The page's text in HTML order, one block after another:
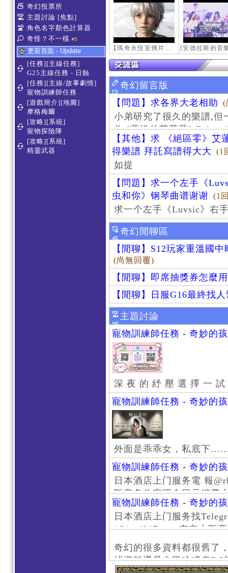
奇幻投票所
主題討論 [焦點]
角色名字顏色計算器
奇怪？不一樣 #5
更新頁面 - Update
[任務][主線任務]
G25主線任務 - 日蝕
[任務][主線/故事劇情]
寵物訓練師任務
[遊戲簡介][地圖]
摩格梅爾
[攻略][系統]
寵物探險隊
[攻略][系統]
精靈武器
【瑪奇永恆宣傳片】最初的感動
奇幻留言版
【問題】求各界大老相助
(
小弟研究了很久的樂譜,但
作 [葬送的芙莉蓮]-
【其他】求 《絕區零》艾
得樂譜 拜託寫譜得大大
(1
如提
【問題】求一个左手《
虫和你》钢琴曲谱谢谢 (1
求一个左手《Luvsic》右
奇幻閒聊區
【閒聊】S12玩家重溫國
(尚無回覆)
【閒聊】即席抽獎券怎麼
【閒聊】日服G16最終找
主題討論
寵物訓練師任務 - 奇妙的
深 夜 的 紓 壓 選 擇 一
寵物訓練師任務 - 奇妙的
外面是乖乖女，私底下
寵物訓練師任務 - 奇妙的
日本酒店上门服务電 報
阪商务住宅现金日元消费
京风俗 #大阪风俗 #东京
上门服务新宿风俗 #梅田
#日本萝莉 #大阪萝莉 #日
寵物訓練師任務 - 奇妙的
日本酒店上门服务找
/@jptd847utpp 东京大阪
京旅游 #大阪旅游 #东京
东京上门服务 #大阪上门
心斋桥风俗 #日本女孩 #
奇幻的很多資料都很舊了
找資料還是去巴哈或者